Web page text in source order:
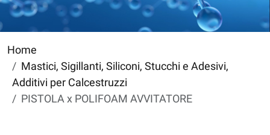
Home
Mastici, Sigillanti, Siliconi, Stucchi e Adesivi,
Additivi per Calcestruzzi
PISTOLA x POLIFOAM AVVITATORE